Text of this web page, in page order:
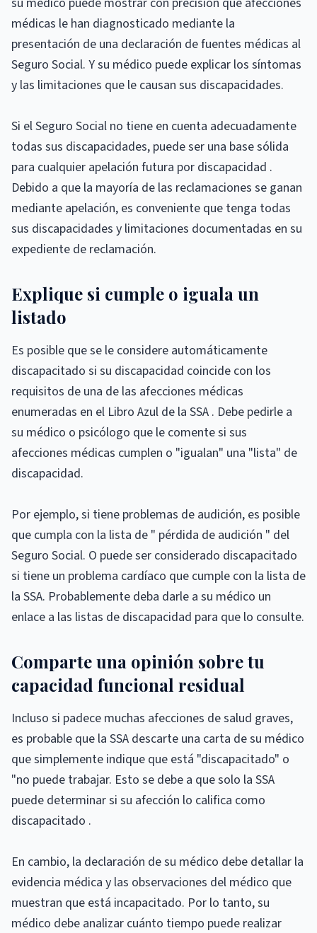
médicas le han diagnosticado mediante la
presentación de una declaración de fuentes médicas al
Seguro Social. Y su médico puede explicar los síntomas
y las limitaciones que le causan sus discapacidades.
Si el Seguro Social no tiene en cuenta adecuadamente
todas sus discapacidades, puede ser una base sólida
para cualquier apelación futura por discapacidad .
Debido a que la mayoría de las reclamaciones se ganan
mediante apelación, es conveniente que tenga todas
sus discapacidades y limitaciones documentadas en su
expediente de reclamación.
Explique si cumple o iguala un
listado
Es posible que se le considere automáticamente
discapacitado si su discapacidad coincide con los
requisitos de una de las afecciones médicas
enumeradas en el Libro Azul de la SSA . Debe pedirle a
su médico o psicólogo que le comente si sus
afecciones médicas cumplen o "igualan" una "lista" de
discapacidad.
Por ejemplo, si tiene problemas de audición, es posible
que cumpla con la lista de " pérdida de audición " del
Seguro Social. O puede ser considerado discapacitado
si tiene un problema cardíaco que cumple con la lista de
la SSA. Probablemente deba darle a su médico un
enlace a las listas de discapacidad para que lo consulte.
Comparte una opinión sobre tu
capacidad funcional residual
Incluso si padece muchas afecciones de salud graves,
es probable que la SSA descarte una carta de su médico
que simplemente indique que está "discapacitado" o
"no puede trabajar. Esto se debe a que solo la SSA
puede determinar si su afección lo califica como
discapacitado .
En cambio, la declaración de su médico debe detallar la
evidencia médica y las observaciones del médico que
muestran que está incapacitado. Por lo tanto, su
médico debe analizar cuánto tiempo puede realizar